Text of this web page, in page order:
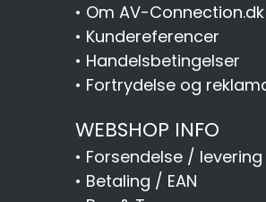
• Om AV-Connection.dk
• Kundereferencer
• Handelsbetingelser
• Fortrydelse og
WEBSHOP INFO
• Forsendelse / levering
• Betaling / EAN